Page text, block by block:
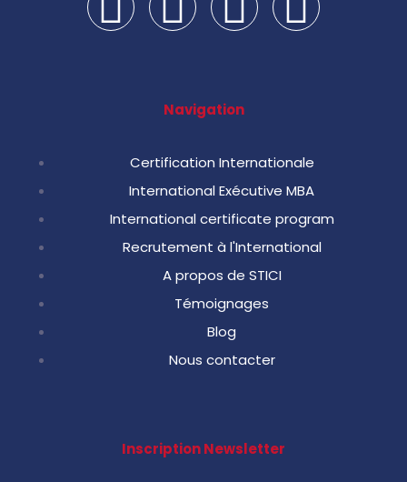
Navigation
Certification Internationale
International Exécutive MBA
International certificate program
Recrutement à l'International
A propos de STICI
Témoignages
Blog
Nous contacter
Inscription Newsletter​